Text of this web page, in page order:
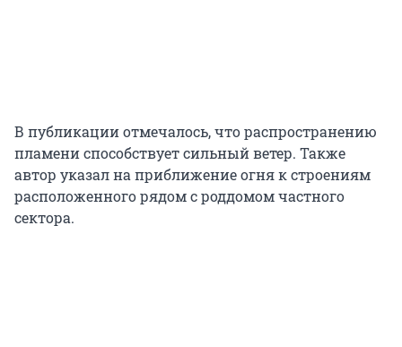
В публикации отмечалось, что распространению
пламени способствует сильный ветер. Также
автор указал на приближение огня к строениям
расположенного рядом с роддомом частного
сектора.